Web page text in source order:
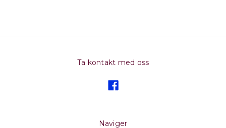
Ta kontakt med oss
Naviger